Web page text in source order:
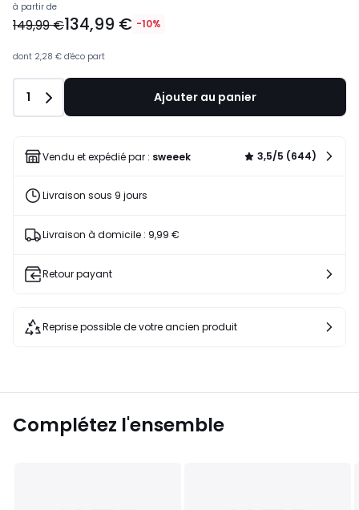
à partir de
149,99 €134,99 € -10%
dont 2,28 € d'éco part
Quantité
1 Ajouter au panier
Vendu et expédié par : sweeek 3,5/5 (644)
Livraison sous 9 jours
Livraison à domicile : 9,99 €
Retour payant
Reprise possible de votre ancien produit
Complétez l'ensemble